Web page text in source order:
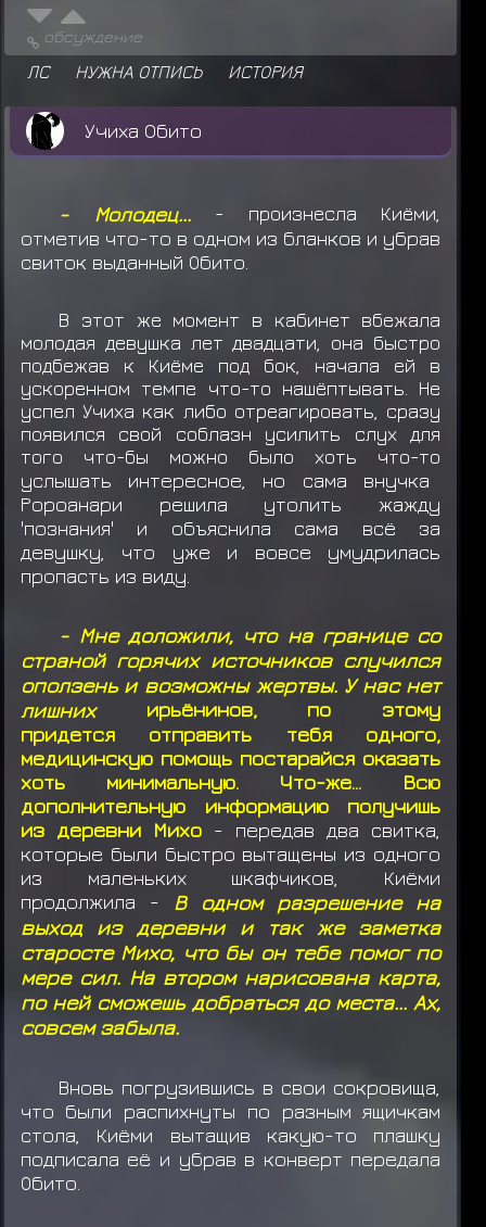
обсуждение
ЛС НУЖНА ОТПИСЬ ИСТОРИЯ
Учиха Обито
- Молодец...- произнесла Киёми,
отметив что-то в одном из бланков и убрав
свиток выданный Обито.
В этот же момент в кабинет вбежала
молодая девушка лет двадцати, она быстро
подбежав к Киёме под бок, начала ей в
ускоренном темпе что-то нашёптывать. Не
успел Учиха как либо отреагировать, сразу
появился свой соблазн усилить слух для
того что-бы можно было хоть что-то
услышать интересное, но сама внучка
Ророанари решила утолить жажду
'познания' и объяснила сама всё за
девушку, что уже и вовсе умудрилась
пропасть из виду.
- Мне доложили, что на границе со
страной горячих источников случился
оползень и возможны жертвы. У нас нет
лишнихирьёнинов, по этому
придется отправить тебя одного,
медицинскую помощь постарайся оказать
хоть минимальную. Что-же... Всю
дополнительную информацию получишь
из деревни Михо - передав два свитка,
которые были быстро вытащены из одного
из маленьких шкафчиков, Киёми
продолжила - В одном разрешение на
выход из деревни и так же заметка
старосте Михо, что бы он тебе помог по
мере сил. На втором нарисована карта,
по ней сможешь добраться до места... Ах,
совсем забыла.
Вновь погрузившись в свои сокровища,
что были распихнуты по разным ящичкам
стола, Киёми вытащив какую-то плашку
подписала её и убрав в конверт передала
Обито.